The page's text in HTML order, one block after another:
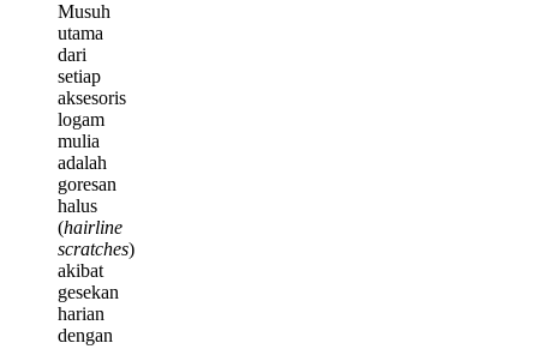
Musuh
utama
dari
setiap
aksesoris
logam
mulia
adalah
goresan
halus
(hairline
scratches)
akibat
gesekan
harian
dengan